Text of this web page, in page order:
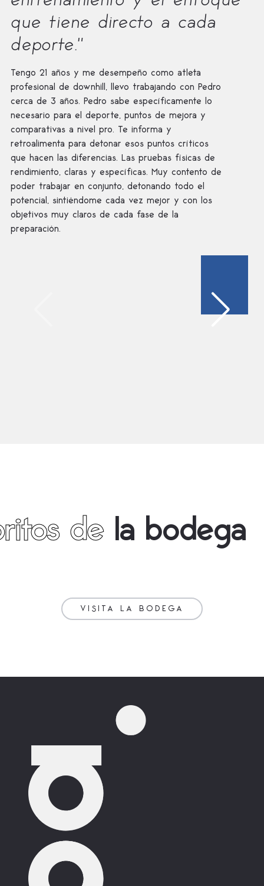
que tiene directo a cada
deporte."
Tengo 21 años y me desempeño como atleta
profesional de downhill, llevo trabajando con Pedro
cerca de 3 años. Pedro sabe específicamente lo
necesario para el deporte, puntos de mejora y
comparativas a nivel pro. Te informa y
retroalimenta para detonar esos puntos críticos
que hacen las diferencias. Las pruebas físicas de
rendimiento, claras y específicas. Muy contento de
poder trabajar en conjunto, detonando todo el
potencial, sintiéndome cada vez mejor y con los
objetivos muy claros de cada fase de la
preparación.
dela bodega
VISITA LA BODEGA